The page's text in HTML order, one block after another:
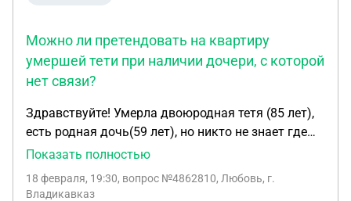
банка (Банк 7 лет назад стал банкротом) подаст
иск на возврат залоговых квартир. Вопрос-
Может ли банк инвестор по суду забрать
который 10 лет назад оплатил полную стоимость
квартиры его юр. лицу (компании).
Можно ли претендовать на квартиру
умершей тети при наличии дочери, с которой
нет связи?
Здравствуйте! Умерла двоюродная тетя (85 лет),
есть родная дочь(59 лет), но никто не знает где
она, на связь давно не выходит, больше
похоронила её я. У нее осталась квартира,
Показать полностью
18 февраля, 19:30, вопрос №4862810, Любовь, г.
Владикавказ